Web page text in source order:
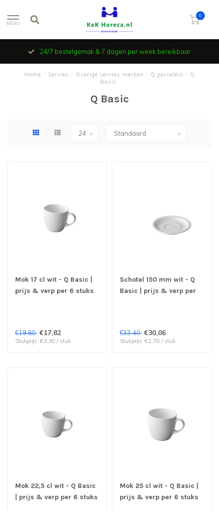
MENU
0
24/7 bestelgemak & 7 dagen per week bereikbaar
Home Servies Overige servies merken Q porselein
Q
Basic
Q Basic
Mok 17 cl wit - Q Basic |
prijs & verp per 6 stuks
€19,80 €17,82
Stukprijs: €3,30 / stuk
Schotel 150 mm wit - Q
Basic | prijs & verp per
€33,40 €30,06
Stukprijs: €2,78 / stuk
Mok 22,5 cl wit - Q Basic
| prijs & verp per 6 stuks
Mok 25 cl wit - Q Basic |
prijs & verp per 6 stuks